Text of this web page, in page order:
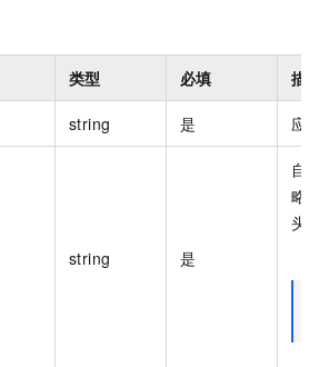
类型 必填 描
string 是 应
string 是
自
略
头